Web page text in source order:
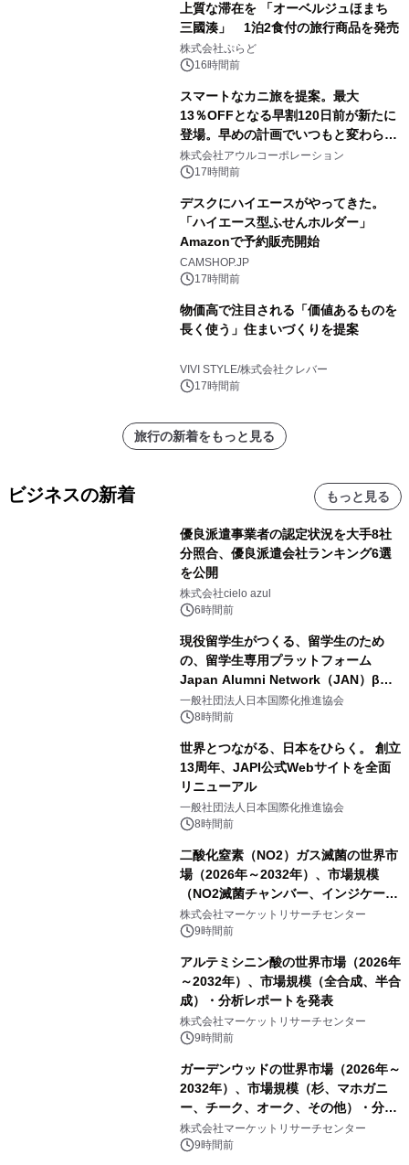
上質な滞在を 「オーベルジュほまち
三國湊」 1泊2食付の旅行商品を発売
株式会社ぷらど
16時間前
スマートなカニ旅を提案。最大
13％OFFとなる早割120日前が新たに
登場。早めの計画でいつもと変わらぬ
大人の冬旅を。ー夕日ヶ浦温泉「佳松
苑 別邸ふうか」ー
株式会社アウルコーポレーション
17時間前
デスクにハイエースがやってきた。
「ハイエース型ふせんホルダー」
Amazonで予約販売開始
CAMSHOP.JP
17時間前
物価高で注目される「価値あるものを
長く使う」住まいづくりを提案
VIVI STYLE/株式会社クレバー
17時間前
旅行の新着をもっと見る
ビジネスの新着 もっと見る
優良派遣事業者の認定状況を大手8社
分照合、優良派遣会社ランキング6選
を公開
株式会社cielo azul
6時間前
現役留学生がつくる、留学生のため
の、留学生専用プラットフォーム
Japan Alumni Network（JAN）β版
をリリース
一般社団法人日本国際化推進協会
8時間前
世界とつながる、日本をひらく。 創立
13周年、JAPI公式Webサイトを全面
リニューアル
一般社団法人日本国際化推進協会
8時間前
二酸化窒素（NO2）ガス滅菌の世界市
場（2026年～2032年）、市場規模
（NO2滅菌チャンバー、インジケータ
ーおよびモニタリングシステム、その
他）・分析レポートを発表
株式会社マーケットリサーチセンター
9時間前
アルテミシニン酸の世界市場（2026年
～2032年）、市場規模（全合成、半合
成）・分析レポートを発表
株式会社マーケットリサーチセンター
9時間前
ガーデンウッドの世界市場（2026年～
2032年）、市場規模（杉、マホガニ
ー、チーク、オーク、その他）・分析
レポートを発表
株式会社マーケットリサーチセンター
9時間前